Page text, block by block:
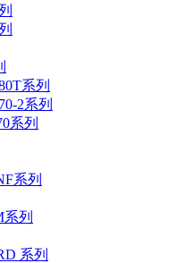
系列
2系列
系列
系列
列
系列